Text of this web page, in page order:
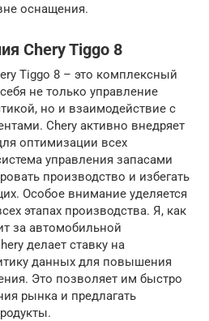
оснащения.
Chery Tiggo 8
Tiggo 8 – это комплексный
не только управление
но и взаимодействие с
Chery активно внедряет
оптимизации всех
управления запасами
производство и избегать
Особое внимание уделяется
этапах производства. Я, как
за автомобильной
делает ставку на
данных для повышения
Это позволяет им быстро
рынка и предлагать